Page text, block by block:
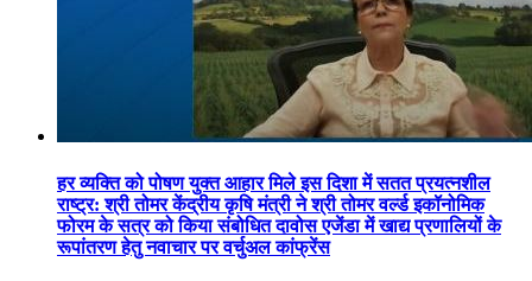
हर व्यक्ति को पोषण युक्त आहार मिले इस दिशा में सतत प्रयत्नशील
राष्ट्र: श्री तोमर केंद्रीय कृषि मंत्री ने श्री तोमर वर्ल्ड इकॉनोमिक
फोरम के सत्र को किया संबोधित दावोस एजेंडा में खाद्य प्रणालियों के
रूपांतरण हेतु नवाचार पर वर्चुअल कांफ्रेंस